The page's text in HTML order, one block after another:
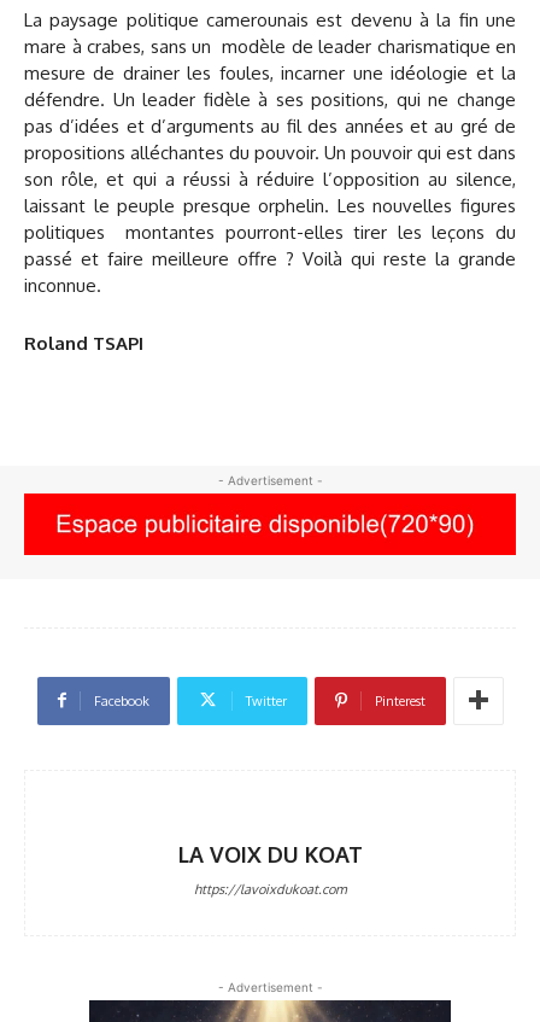
La paysage politique camerounais est devenu à la fin une
mare à crabes, sans un modèle de leader charismatique en
mesure de drainer les foules, incarner une idéologie et la
défendre. Un leader fidèle à ses positions, qui ne change
pas d’idées et d’arguments au fil des années et au gré de
propositions alléchantes du pouvoir. Un pouvoir qui est dans
son rôle, et qui a réussi à réduire l’opposition au silence,
laissant le peuple presque orphelin. Les nouvelles figures
politiques montantes pourront-elles tirer les leçons du
passé et faire meilleure offre ? Voilà qui reste la grande
inconnue.
Roland TSAPI
- Advertisement -
Facebook Twitter Pinterest
LA VOIX DU KOAT
https://lavoixdukoat.com
- Advertisement -